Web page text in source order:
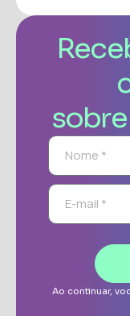
Ao continuar,